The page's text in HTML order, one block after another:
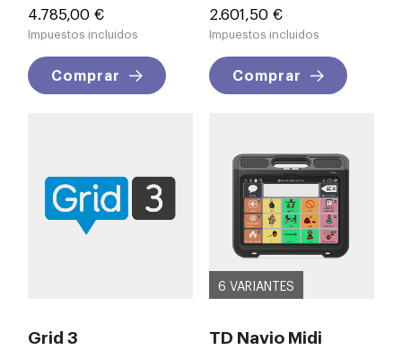
Precio
4.785,00 €
Impuestos incluidos
Comprar
Precio
2.601,50 €
Impuestos incluidos
Comprar
Grid 3
6 VARIANTES
TD Navio Midi